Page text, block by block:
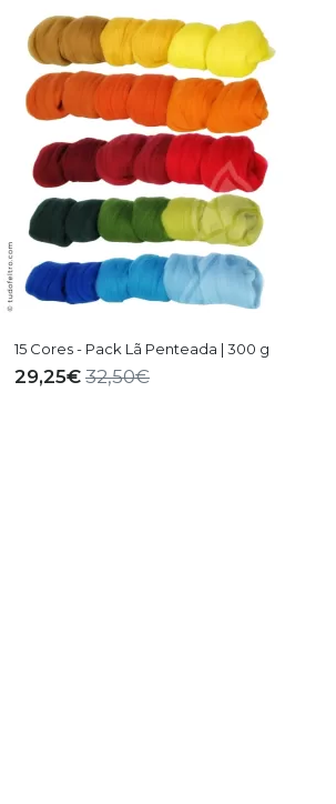
15 Cores - Pack Lã Penteada | 300 g
29,25€ 32,50€